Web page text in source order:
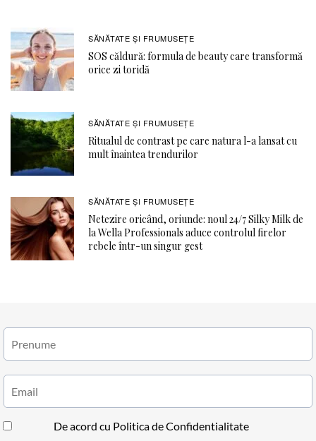
SĂNĂTATE ŞI FRUMUSEȚE
SOS căldură: formula de beauty care transformă
orice zi toridă
SĂNĂTATE ŞI FRUMUSEȚE
Ritualul de contrast pe care natura l-a lansat cu
mult înaintea trendurilor
SĂNĂTATE ŞI FRUMUSEȚE
Netezire oricând, oriunde: noul 24/7 Silky Milk de
la Wella Professionals aduce controlul firelor
rebele într-un singur gest